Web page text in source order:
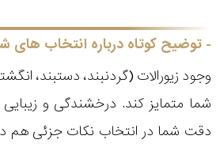
توضیح کوتاه درباره انتخاب های
وجود زیورالات (گردنبند، دستبند،
شما متمایز کند. درخشندگی و
دقت شما در انتخاب نکات جزئی هم